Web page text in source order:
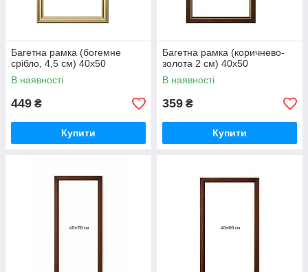
Багетна рамка (богемне
срібло, 4,5 см) 40х50
В наявності
449 ₴
Купити
Багетна рамка (коричнево-
золота 2 см) 40х50
В наявності
359 ₴
Купити